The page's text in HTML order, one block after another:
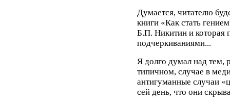
Думается, читателю
книги «Как стать
Б.П. Никитин и которая
подчеркиваниями...
Я долго думал над тем,
типичном, случае в
антигуманные случаи
сей день, что они